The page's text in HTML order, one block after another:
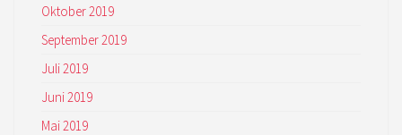
Oktober 2019
September 2019
Juli 2019
Juni 2019
Mai 2019